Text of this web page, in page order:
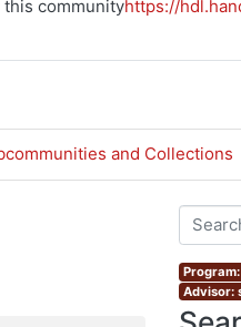
this communityhttps://
and Collections
Advisor: